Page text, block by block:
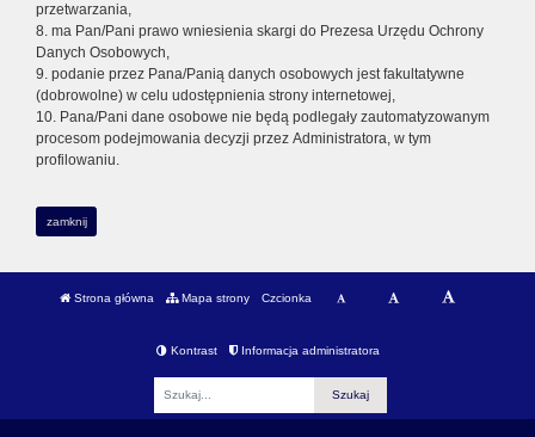
przetwarzania,
8. ma Pan/Pani prawo wniesienia skargi do Prezesa Urzędu Ochrony
Danych Osobowych,
9. podanie przez Pana/Panią danych osobowych jest fakultatywne
(dobrowolne) w celu udostępnienia strony internetowej,
10. Pana/Pani dane osobowe nie będą podlegały zautomatyzowanym
procesom podejmowania decyzji przez Administratora, w tym
profilowaniu.
zamknij
Strona główna Mapa strony Czcionka
Kontrast Informacja administratora